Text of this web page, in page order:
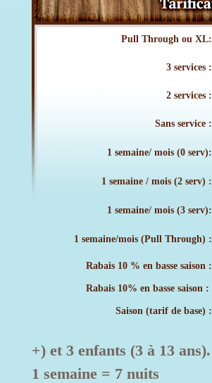
Pull Through ou XL:
3 services :
2 services :
Sans service :
1 semaine/ mois (0 serv):
1 semaine / mois (2 serv) :
1 semaine/ mois (3 serv):
1 semaine/mois (Pull Through) :
Rabais 10 % en basse saison :
Rabais 10% en basse saison :
Saison (tarif de base) :
+) et 3 enfants (3 à 13 ans).
1 semaine = 7 nuits